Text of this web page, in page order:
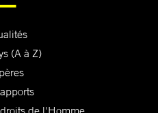
(A à Z)
de l'Homme